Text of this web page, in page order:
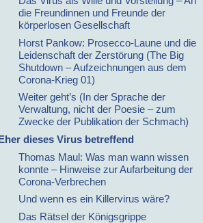
die Freundinnen und Freunde der
körperlosen Gesellschaft
Horst Pankow: Prosecco-Laune und die
Leidenschaft der Zerstörung (The Big
Shutdown – Aufzeichnungen aus dem
Corona-Krieg 01)
Weiter geht’s (In der Sprache der
Verwaltung, nicht der Poesie – zum
Zwecke der Publikation der Schmach)
dieses Virus betreffend
Thomas Maul: Was man wann wissen
konnte – Hinweise zur Aufarbeitung der
Corona-Verbrechen
Und wenn es ein Killervirus wäre?
Das Rätsel der Königsgrippe